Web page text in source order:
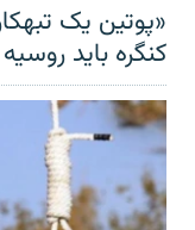
«پوتین یک
کنگره باید